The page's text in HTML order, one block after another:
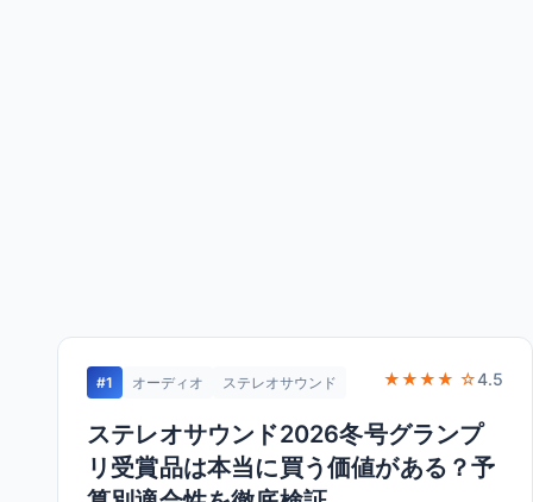
#1 オーディオ ステレオサウンド ★★★★ ☆4.5
ステレオサウンド2026冬号グランプ
リ受賞品は本当に買う価値がある？予